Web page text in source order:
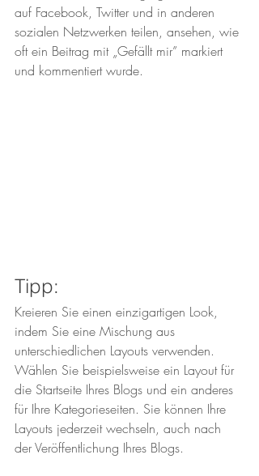
auf Facebook, Twitter und in anderen
sozialen Netzwerken teilen, ansehen, wie
oft ein Beitrag mit „Gefällt mir” markiert
und kommentiert wurde.
Tipp:
Kreieren Sie einen einzigartigen Look,
indem Sie eine Mischung aus
unterschiedlichen Layouts verwenden.
Wählen Sie beispielsweise ein Layout für
die Startseite Ihres Blogs und ein anderes
für Ihre Kategorieseiten. Sie können Ihre
Layouts jederzeit wechseln, auch nach
der Veröffentlichung Ihres Blogs.